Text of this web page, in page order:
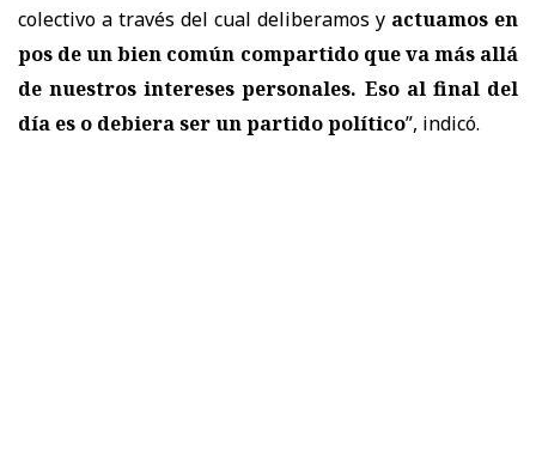
colectivo a través del cual deliberamos y actuamos en
pos de un bien común compartido que va más allá
de nuestros intereses personales. Eso al final del
día es o debiera ser un partido político”, indicó.